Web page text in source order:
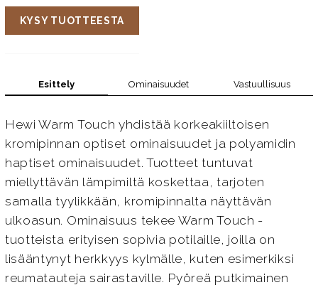
KYSY TUOTTEESTA
Esittely Ominaisuudet Vastuullisuus
Hewi Warm Touch yhdistää korkeakiiltoisen
kromipinnan optiset ominaisuudet ja polyamidin
haptiset ominaisuudet. Tuotteet tuntuvat
miellyttävän lämpimiltä koskettaa, tarjoten
samalla tyylikkään, kromipinnalta näyttävän
ulkoasun. Ominaisuus tekee Warm Touch -
tuotteista erityisen sopivia potilaille, joilla on
lisääntynyt herkkyys kylmälle, kuten esimerkiksi
reumatauteja sairastaville. Pyöreä putkimainen